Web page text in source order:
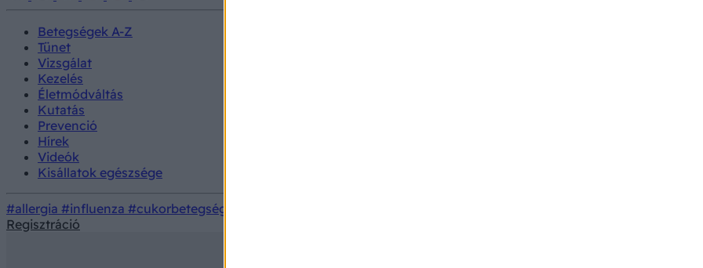
Betegségek A-Z
Tünet
Vizsgálat
Kezelés
Életmódváltás
Kutatás
Prevenció
Hírek
Videók
Kisállatok egészsége
#allergia #influenza #cukorbetegség
Regisztráció